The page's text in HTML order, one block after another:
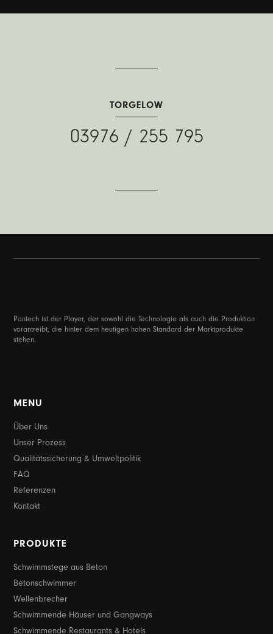
TORGELOW
03976 / 255 795
Pontech ist der Player, der sowohl die Technologie als auch die Produktion
vorantreibt, die hinter dem heutigen hohen Standard der Marktprodukte
stehen.
MENU
Über Uns
Unser Prozess
Qualitätssicherung & Umweltpolitik
FAQ
Referenzen
Kontakt
PRODUKTE
Schwimmstege aus Beton
Betonschwimmer
Wellenbrecher
Schwimmende Häuser und Gangways
Schwimmende Restaurants & Hotels